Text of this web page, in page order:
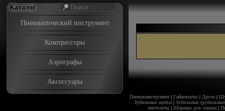
Каталог
Пневматический инструмент
Компрессоры
Аэрографы
Аксессуары
Пневмоинструмент| Гайковерты| Дрели|
Зубильные щетки| Зубильные
пистолеты| Шприцы для смазки|